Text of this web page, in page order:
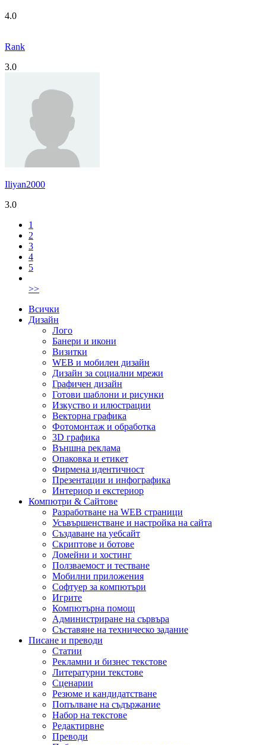
4.0
Rank
3.0
Iliyan2000
3.0
1
2
3
4
5
>>
Всички
Дизайн
Лого
Банери и икони
Визитки
WEB и мобилен дизайн
Дизайн за социални мрежи
Графичен дизайн
Готови шаблони и рисунки
Изкуство и илюстрации
Векторна графика
Фотомонтаж и обработка
3D графика
Външна реклама
Опаковка и етикет
Фирмена идентичност
Презентации и инфографика
Интериор и екстериор
Компютри & Сайтове
Разработване на WEB страници
Усъвършенстване и настройка на сайта
Създаване на уебсайт
Скриптове и ботове
Домейни и хостинг
Ползваемост и тестване
Мобилни приложения
Софтуер за компютъри
Игрите
Компютърна помощ
Администриране на сървъра
Съставяне на техническо задание
Писане и преводи
Статии
Рекламни и бизнес текстове
Литературни текстове
Сценарии
Резюме и кандидатстване
Попълване на съдържание
Набор на текстове
Редактирвне
Преводи